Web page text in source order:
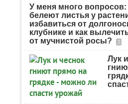
У меня много
белеют листья у
избавиться от
клубнике и как
от мучнистой росы?
2
Лук